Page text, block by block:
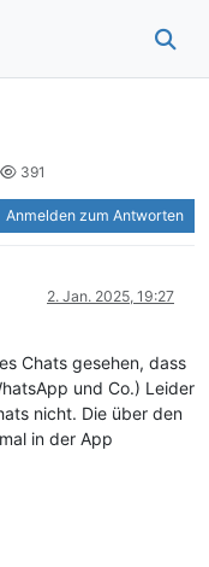
391
Anmelden zum Antworten
2. Jan. 2025, 19:27
Chats gesehen, dass
und Co.) Leider
nicht. Die über den
in der App